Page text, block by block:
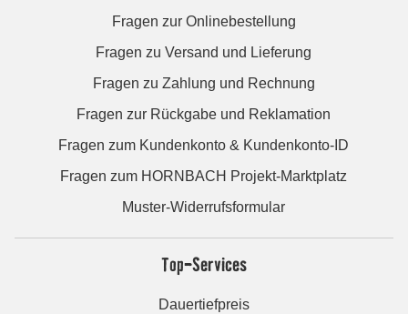
Fragen zur Onlinebestellung
Fragen zu Versand und Lieferung
Fragen zu Zahlung und Rechnung
Fragen zur Rückgabe und Reklamation
Fragen zum Kundenkonto & Kundenkonto-ID
Fragen zum HORNBACH Projekt-Marktplatz
Muster-Widerrufsformular
Top-Services
Dauertiefpreis